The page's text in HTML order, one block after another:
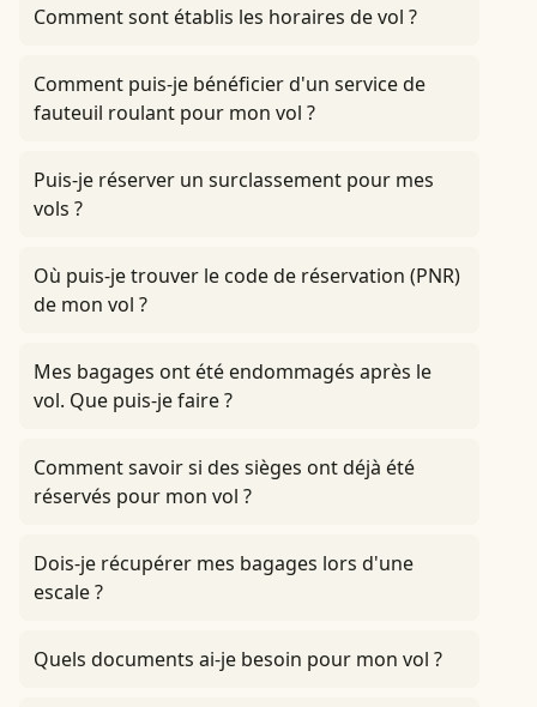
Comment sont établis les horaires de vol ?
Comment puis-je bénéficier d'un service de
fauteuil roulant pour mon vol ?
Puis-je réserver un surclassement pour mes
vols ?
Où puis-je trouver le code de réservation (PNR)
de mon vol ?
Mes bagages ont été endommagés après le
vol. Que puis-je faire ?
Comment savoir si des sièges ont déjà été
réservés pour mon vol ?
Dois-je récupérer mes bagages lors d'une
escale ?
Quels documents ai-je besoin pour mon vol ?